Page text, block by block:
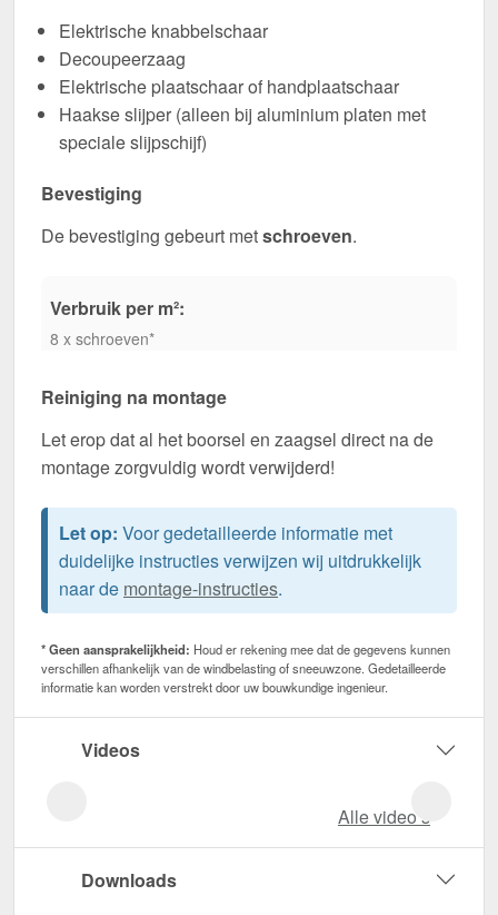
Elektrische knabbelschaar
Decoupeerzaag
Elektrische plaatschaar of handplaatschaar
Haakse slijper (alleen bij aluminium platen met
speciale slijpschijf)
Bevestiging
De bevestiging gebeurt metschroeven.
Verbruik per m²:
8 x schroeven*
Reiniging na montage
Let erop dat al het boorsel en zaagsel direct na de
montage zorgvuldig wordt verwijderd!
Let op: Voor gedetailleerde informatie met
duidelijke instructies verwijzen wij uitdrukkelijk
naar de montage-instructies.
* Geen aansprakelijkheid: Houd er rekening mee dat de gegevens kunnen
verschillen afhankelijk van de windbelasting of sneeuwzone. Gedetailleerde
informatie kan worden verstrekt door uw bouwkundige ingenieur.
Videos
Alle video‘s
Downloads